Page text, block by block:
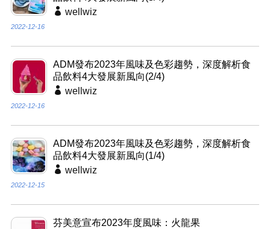
wellwiz
2022-12-16
ADM發布2023年風味及色彩趨勢，深度解析食
品飲料4大發展新風向(2/4)
wellwiz
2022-12-16
ADM發布2023年風味及色彩趨勢，深度解析食
品飲料4大發展新風向(1/4)
wellwiz
2022-12-15
芬美意宣布2023年度風味：火龍果